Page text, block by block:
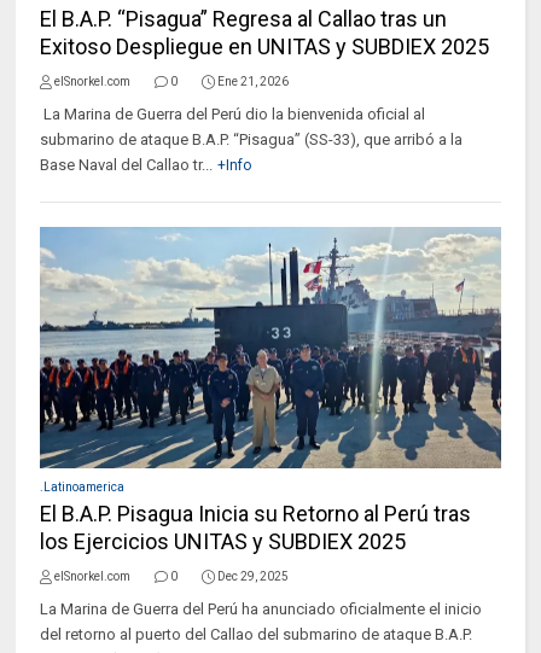
El B.A.P. “Pisagua” Regresa al Callao tras un
Exitoso Despliegue en UNITAS y SUBDIEX 2025
elSnorkel.com 0 Ene 21, 2026
La Marina de Guerra del Perú dio la bienvenida oficial al
submarino de ataque B.A.P. “Pisagua” (SS-33), que arribó a la
Base Naval del Callao tr... +Info
.Latinoamerica
El B.A.P. Pisagua Inicia su Retorno al Perú tras
los Ejercicios UNITAS y SUBDIEX 2025
elSnorkel.com 0 Dec 29, 2025
La Marina de Guerra del Perú ha anunciado oficialmente el inicio
del retorno al puerto del Callao del submarino de ataque B.A.P.